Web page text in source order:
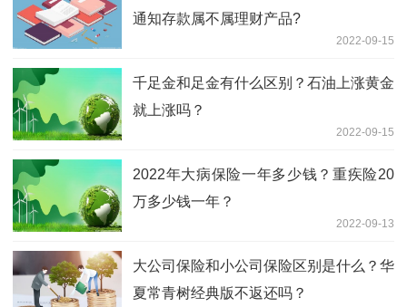
通知存款属不属理财产品?
2022-09-15
千足金和足金有什么区别？石油上涨黄金
就上涨吗？
2022-09-15
2022年大病保险一年多少钱？重疾险20
万多少钱一年？
2022-09-13
大公司保险和小公司保险区别是什么？华
夏常青树经典版不返还吗？